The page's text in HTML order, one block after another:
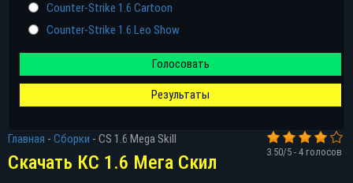
Counter-Strike 1.6 Cartoon
Counter-Strike 1.6 Leo Show
Голосовать
Результаты
3.50/5 - 4 голосов
Главная - Сборки - CS 1.6 Mega Skill
Скачать КС 1.6 Мега Скил
Прямая ссылка
Яндекс диск